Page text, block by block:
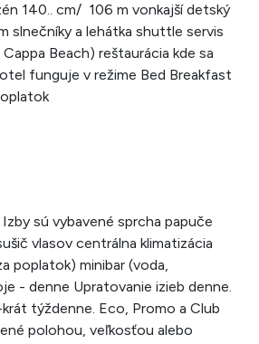
140.. cm/ 106 m vonkajší detský
slnečníky a lehátka shuttle servis
Beach) reštaurácia kde sa
funguje v režime Bed Breakfast
sú vybavené sprcha papuče
vlasov centrálna klimatizácia
poplatok) minibar (voda,
- denne Upratovanie izieb denne.
týždenne. Eco, Promo a Club
polohou, veľkosťou alebo